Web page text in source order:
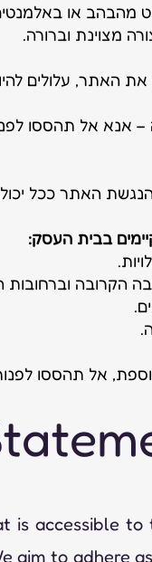
מהבהב או
מצוינת וברורה.
את האתר, עלולים
אנא אל תהססו
האתר ככל
בבית העסק:
הקרובה וברחובות
אל תהססו
is accessible to
aim to adhere